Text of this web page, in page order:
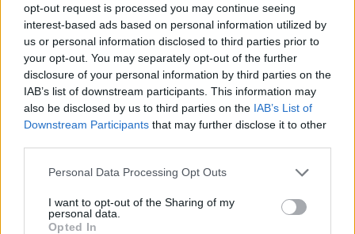
opt-out request is processed you may continue seeing
interest-based ads based on personal information utilized by
us or personal information disclosed to third parties prior to
your opt-out. You may separately opt-out of the further
disclosure of your personal information by third parties on the
IAB’s list of downstream participants. This information may
also be disclosed by us to third parties on the IAB’s List of
Downstream Participants that may further disclose it to other
Personal Data Processing Opt Outs
I want to opt-out of the Sharing of my
personal data.
Opted In
Minka 11. rész
T. szereti a fiatal lányokat 14. rész
Pedig szóltam… – Miért nem hiszünk a